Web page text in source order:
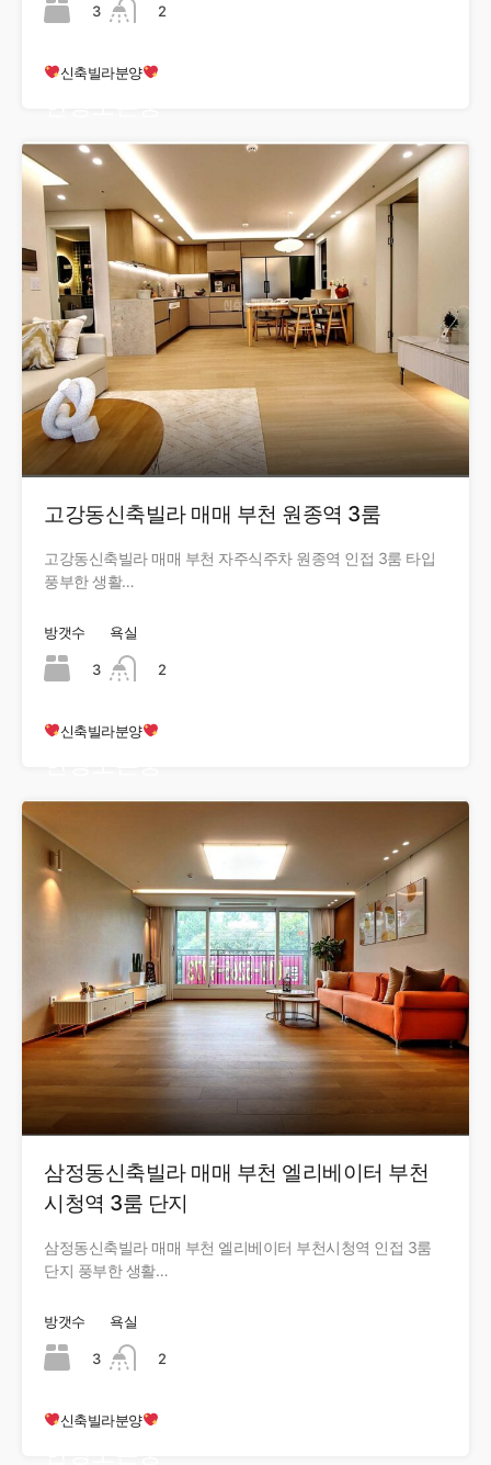
3 2
신축빌라분양
고강동신축빌라 매매 부천 원종역 3룸
고강동신축빌라 매매 부천 자주식주차 원종역 인접 3룸 타입
풍부한 생활…
방갯수
3
욕실
2
신축빌라분양
삼정동신축빌라 매매 부천 엘리베이터 부천
시청역 3룸 단지
삼정동신축빌라 매매 부천 엘리베이터 부천시청역 인접 3룸
단지 풍부한 생활…
방갯수
3
욕실
2
신축빌라분양